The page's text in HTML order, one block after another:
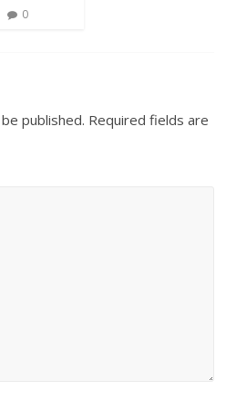
0
published. Required fields are